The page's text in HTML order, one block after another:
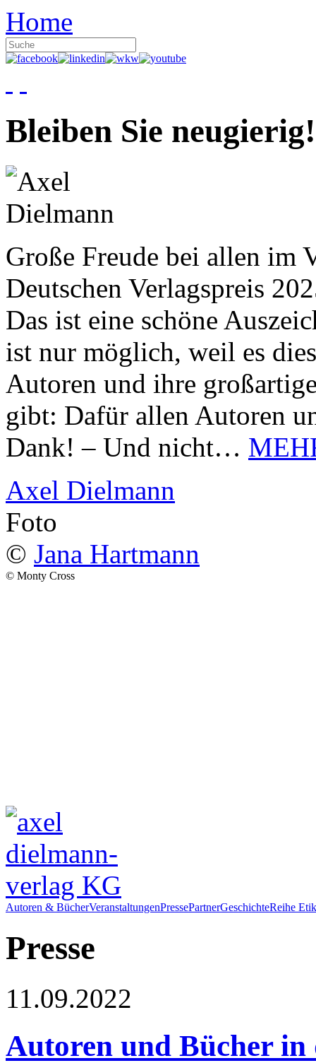
Home
Bleiben Sie neugierig!
Große Freude bei allen im
Deutschen Verlagspreis
Das ist eine schöne
ist nur möglich, weil es
Autoren und ihre
gibt: Dafür allen Autoren
Dank! – Und nicht…
Axel Dielmann
Foto
© Jana Hartmann
© Monty Cross
Autoren & BücherVeranstaltungenPressePartnerGeschichteReihe
Presse
11.09.2022
Autoren und Bücher in